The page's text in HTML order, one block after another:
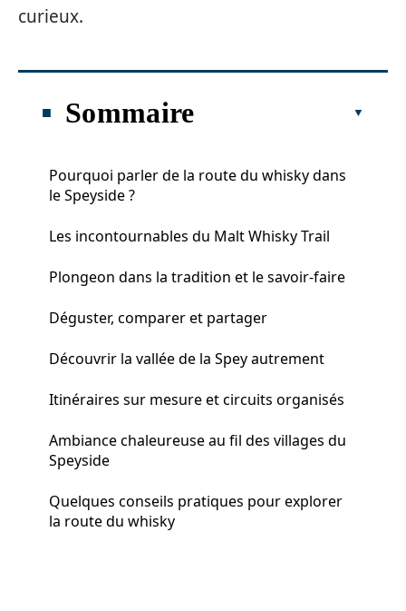
curieux.
Sommaire
Pourquoi parler de la route du whisky dans
le Speyside ?
Les incontournables du Malt Whisky Trail
Plongeon dans la tradition et le savoir-faire
Déguster, comparer et partager
Découvrir la vallée de la Spey autrement
Itinéraires sur mesure et circuits organisés
Ambiance chaleureuse au fil des villages du
Speyside
Quelques conseils pratiques pour explorer
la route du whisky